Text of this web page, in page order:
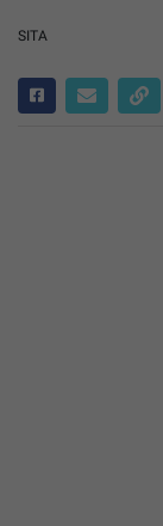
SITA